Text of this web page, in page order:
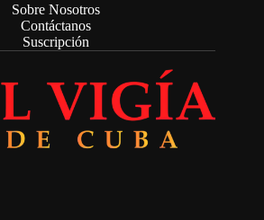
Sobre Nosotros
Contáctanos
Suscripción